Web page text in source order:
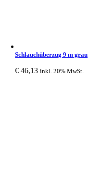
Schlauchüberzug 9 m grau
€ 46,13 inkl. 20% MwSt.